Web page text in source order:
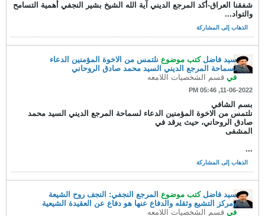
شفقنا العراق-أكد المرجع الديني آية الله الشيخ بشير النجفي أهمية التسامح
والتواد...
الذهاب إلى المشاركة
سيد فاضل كتب موضوع نلتمس من الاخوة المؤمنين الدعاء
لسماحة المرجع الديني السيد محمد صادق الروحاني
في قسم الشخصيات اللامعه
11-06-2022, 05:46 PM
بسم الشافي
نلتمس من الاخوة المؤمنين الدعاء لسماحة المرجع الديني السيد محمد
صادق الروحاني، حيث يرقد في
المشفى
...
الذهاب إلى المشاركة
سيد فاضل كتب موضوع المرجع النجفي: النجف روح الشيعة
ومركز التشيع وثقله والدفاع عنها هو دفاع عن العقيدة الشيعية
في قسم الشخصيات اللامعه